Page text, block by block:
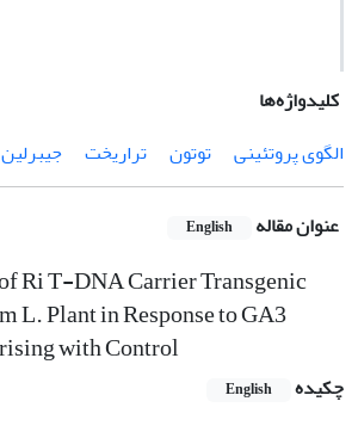
کلیدواژه‌ها
الگوی پروتئینی
توتون تراریخت جیبرلین
عنوان مقاله English
Ri T-DNA Carrier Transgenic
L. Plant in Response to GA3
with Control
چکیده English